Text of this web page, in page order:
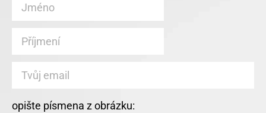
opište písmena z obrázku: